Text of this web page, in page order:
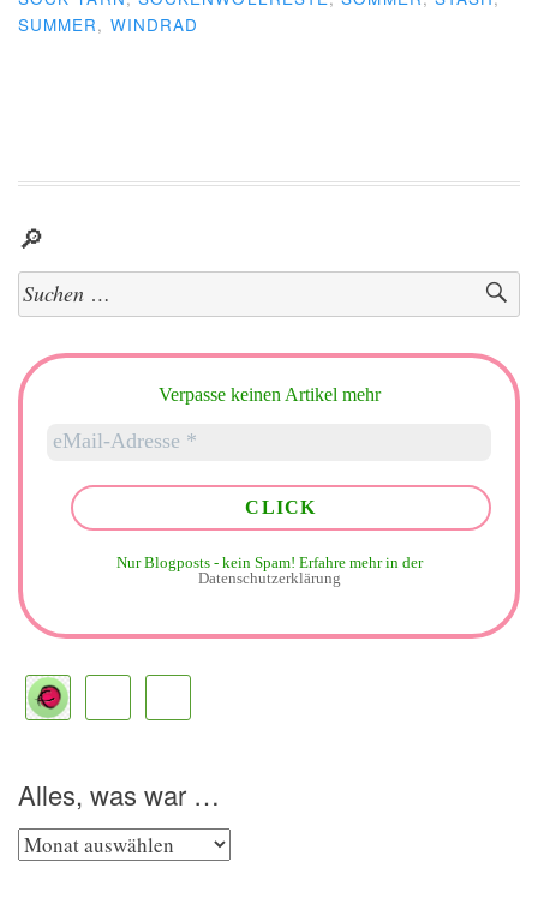
SUMMER, WINDRAD
🔎
Suchen
nach:
Verpasse keinen Artikel mehr
Nur Blogposts - kein Spam! Erfahre mehr in der
Datenschutzerklärung
Alles, was war …
Alles,